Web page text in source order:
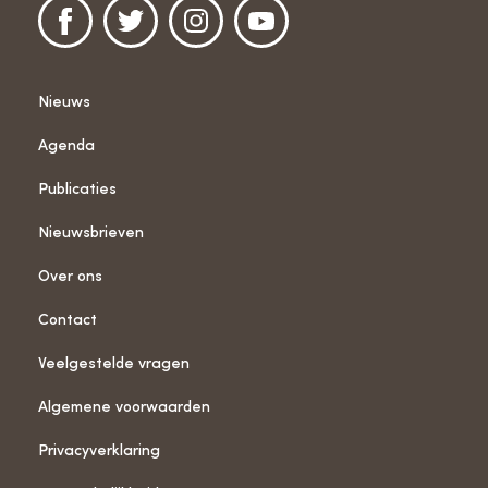
Nieuws
Agenda
Publicaties
Nieuwsbrieven
Over ons
Contact
Veelgestelde vragen
Algemene voorwaarden
Privacyverklaring